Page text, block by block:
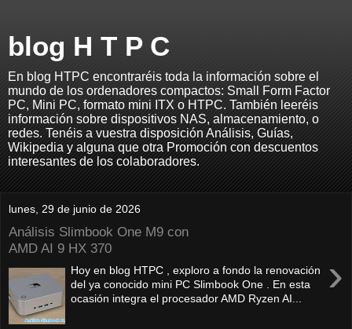
blog H T P C
En blog HTPC encontraréis toda la información sobre el
mundo de los ordenadores compactos: Small Form Factor
PC, Mini PC, formato mini ITX o HTPC. También leeréis
información sobre dispositivos NAS, almacenamiento, o
redes. Tenéis a vuestra disposición Análisis, Guías,
Wikipedia y alguna que otra Promoción con descuentos
interesantes de los colaboradores.
lunes, 29 de junio de 2026
Análisis Slimbook One M9 con
AMD AI 9 HX 370
›
Hoy en blog HTPC , exploro a fondo la renovación
del ya conocido mini PC Slimbook One . En esta
ocasión integra el procesador AMD Ryzen AI...